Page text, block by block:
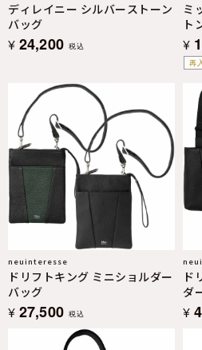
ディレイニー シルバーストーン
バッグ
¥ 24,200 税込
再
ミ
ト
¥
neuinteresse
ドリフトキング ミニショルダー
バッグ
¥ 27,500 税込
ド
ダ
¥